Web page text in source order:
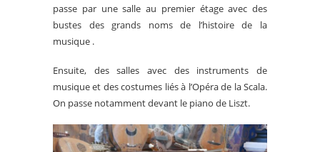
passe par une salle au premier étage avec des
bustes des grands noms de l’histoire de la
musique .
Ensuite, des salles avec des instruments de
musique et des costumes liés à l’Opéra de la Scala.
On passe notamment devant le piano de Liszt.